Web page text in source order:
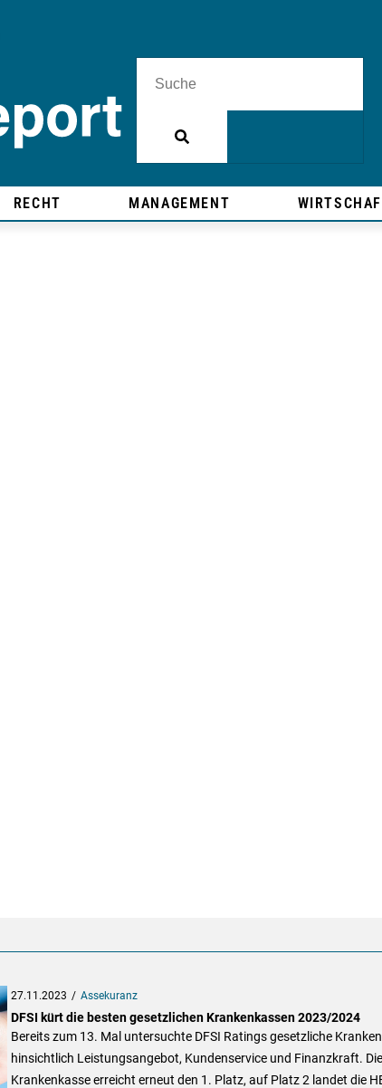
RECHT MANAGEMENT
27.11.2023 Assekuranz
DFSI kürt die besten gesetzlichen Krankenkassen 2023/2024
Bereits zum 13. Mal untersuchte DFSI Ratings gesetzliche
hinsichtlich Leistungsangebot, Kundenservice und Finanzkraft.
Krankenkasse erreicht erneut den 1. Platz, auf Platz 2 landet die